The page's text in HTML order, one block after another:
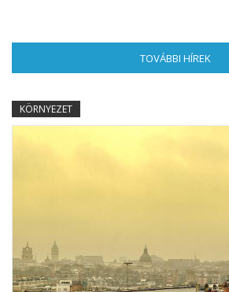
TOVÁBBI HÍREK
KÖRNYEZET